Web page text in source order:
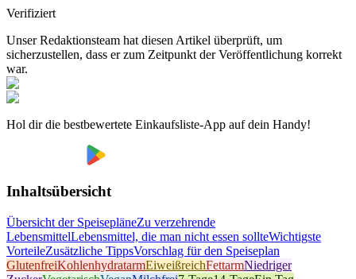
Verifiziert
Unser Redaktionsteam hat diesen Artikel überprüft, um
sicherzustellen, dass er zum Zeitpunkt der Veröffentlichung korrekt
war.
Hol dir die bestbewertete Einkaufsliste-App auf dein Handy!
Inhaltsübersicht
Übersicht der SpeisepläneZu verzehrende
LebensmittelLebensmittel, die man nicht essen sollteWichtigste
VorteileZusätzliche TippsVorschlag für den Speiseplan
GlutenfreiKohlenhydratarmEiweißreichFettarmNiedriger